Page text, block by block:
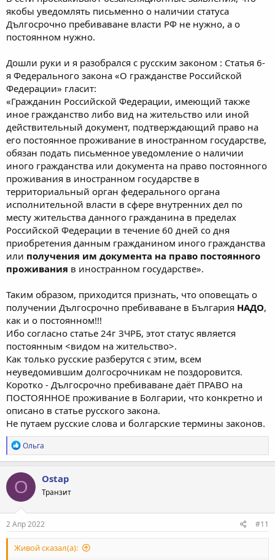
якобы уведомлять письменно о наличии статуса
Дългосрочно пребиваване власти РФ не нужно, а о
постоянном нужно.
Дошли руки и я разобрался с русским законом : Статья 6-
я Федерального закона «О гражданстве Российской
Федерации» гласит:
«Гражданин Российской Федерации, имеющий также
иное гражданство либо вид на жительство или иной
действительный документ, подтверждающий право на
его постоянное проживание в иностранном государстве,
обязан подать письменное уведомление о наличии
иного гражданства или документа на право постоянного
проживания в иностранном государстве в
территориальный орган федерального органа
исполнительной власти в сфере внутренних дел по
месту жительства данного гражданина в пределах
Российской Федерации в течение 60 дней со дня
приобретения данным гражданином иного гражданства
или получения им документа на право постоянного
проживания в иностранном государстве».
Таким образом, приходится признать, что оповещать о
получении Дългосрочно пребиваване в България НАДО,
как и о постоянном!!!
Ибо согласно статье 24г ЗЧРБ, этот статус является
постоянным <видом на жительство>.
Как только русские разберутся с этим, всем
неуведомившим долгосрочникам не поздоровится.
Коротко - Дългосрочно пребиваване даёт ПРАВО на
ПОСТОЯННОЕ проживание в Болгарии, что конкретно и
описано в статье русского закона.
Не путаем русские слова и болгарские термины законов.
Р
е
а
к
ц
и
и
:
Ольга
O Ostap
Транзит
2 Апр 2022 #11
Живой сказал(а):